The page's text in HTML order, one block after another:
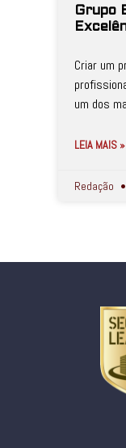
Grupo
Criar um
um dos
LEIA MAIS »
Redação